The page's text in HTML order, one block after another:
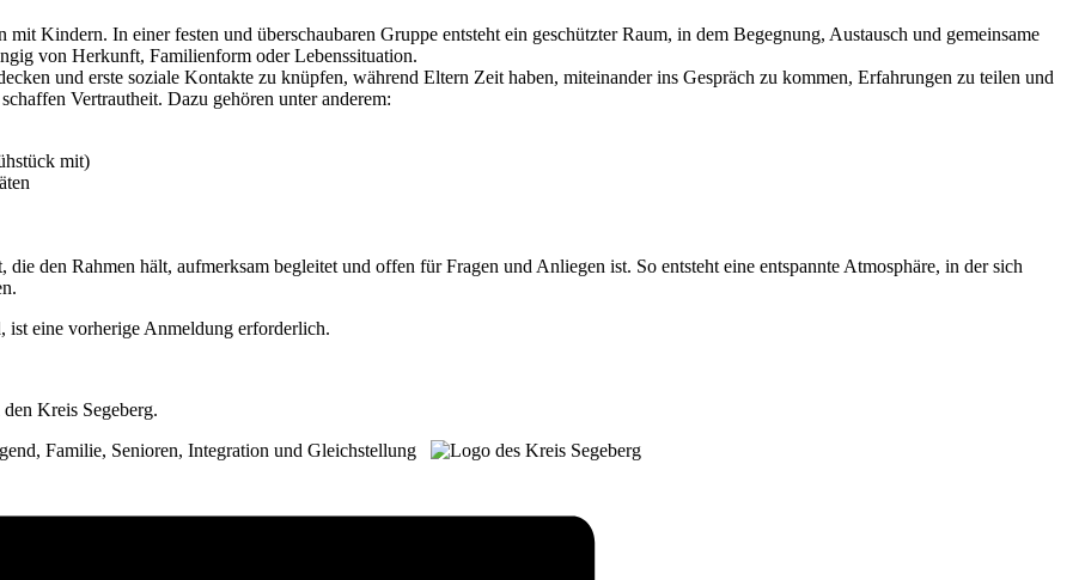
Kindern. In einer festen und überschaubaren Gruppe entsteht ein geschützter Raum, in dem Begegnung, Austausch und gemeinsame
von Herkunft, Familienform oder Lebenssituation.
und erste soziale Kontakte zu knüpfen, während Eltern Zeit haben, miteinander ins Gespräch zu kommen, Erfahrungen zu teilen und
Vertrautheit. Dazu gehören unter anderem:
mit)
den Rahmen hält, aufmerksam begleitet und offen für Fragen und Anliegen ist. So entsteht eine entspannte Atmosphäre, in der sich
ist eine vorherige Anmeldung erforderlich.
Kreis Segeberg.